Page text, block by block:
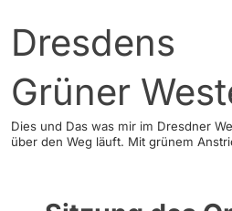
content
Dresdens
Grüner
Dies und Das was mir im Dresdner
über den Weg läuft. Mit grünem